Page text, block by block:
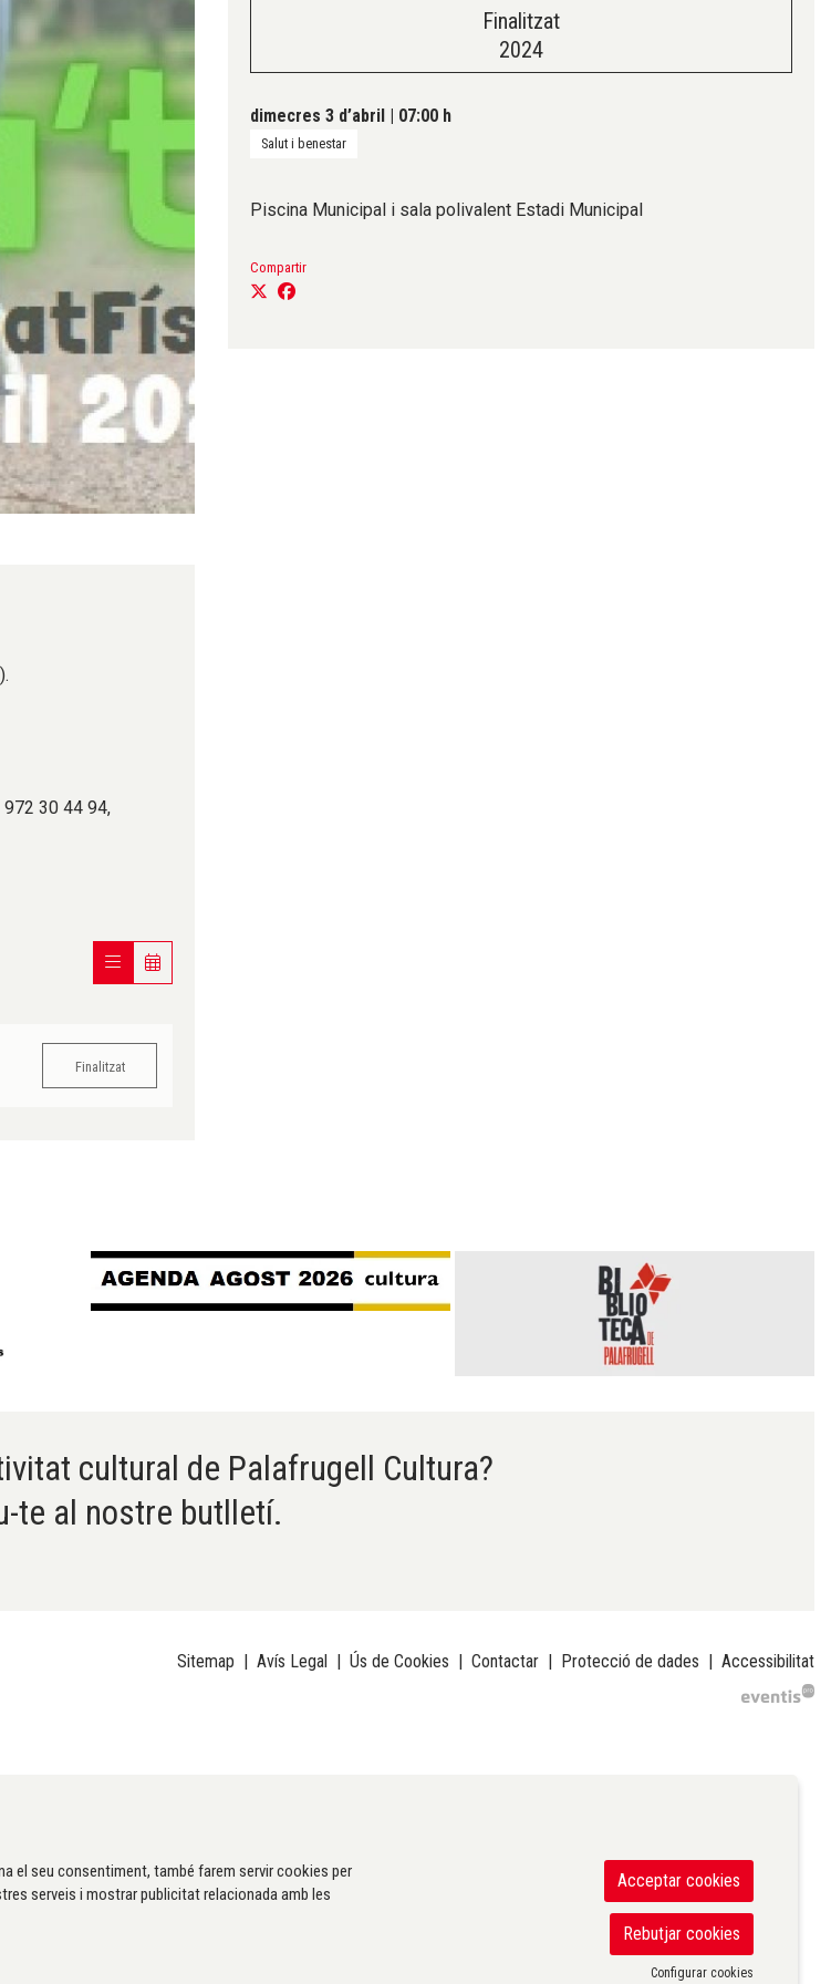
Finalitzat
2024
dimecres 3 d’abril | 07:00 h
Salut i benestar
Piscina Municipal i sala polivalent Estadi Municipal
Compartir
30 44 94,
Finalitzat
cultural de Palafrugell Cultura?
te al nostre butlletí.
Sitemap | Avís Legal | Ús de Cookies | Contactar | Protecció de dades | Accessibilitat
el seu consentiment, també farem servir cookies per
serveis i mostrar publicitat relacionada amb les
Acceptar cookies
Rebutjar cookies
Configurar cookies